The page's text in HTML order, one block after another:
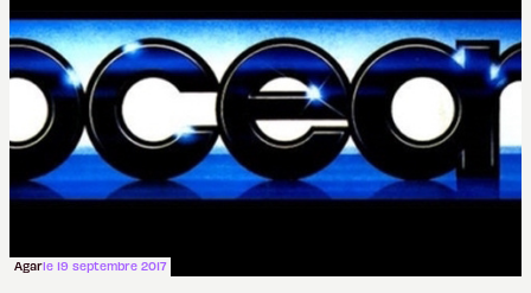
Agarle 19 septembre 2017